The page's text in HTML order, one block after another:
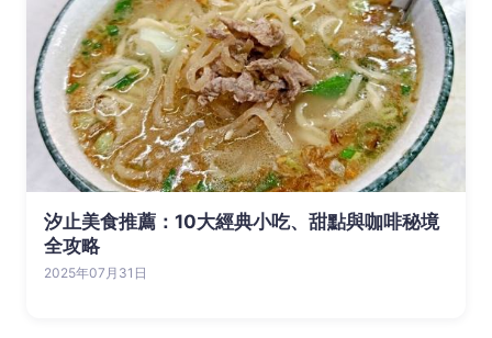
汐止美食推薦：10大經典小吃、甜點與咖啡秘境
全攻略
2025年07月31日